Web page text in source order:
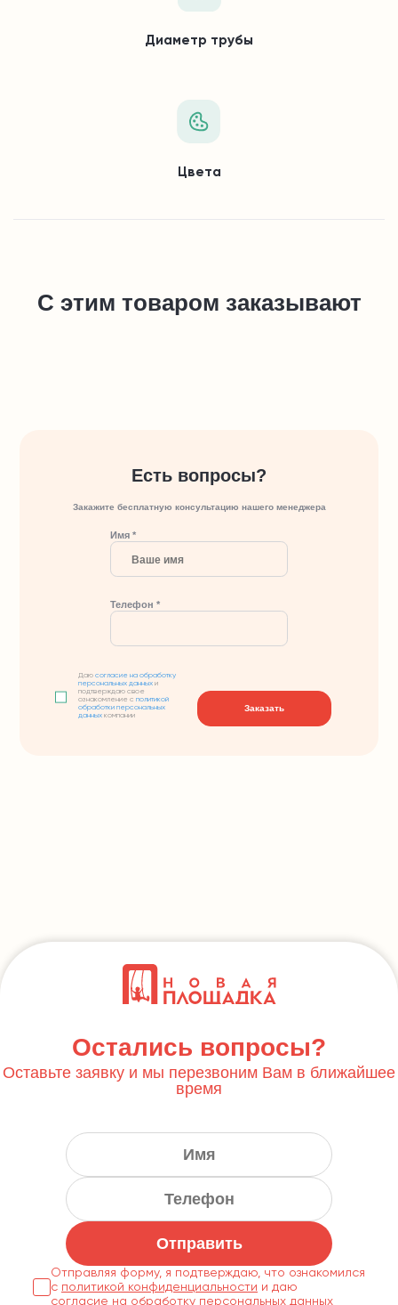
Диаметр трубы
Цвета
С этим товаром заказывают
Есть вопросы?
Закажите бесплатную консультацию нашего менеджера
Имя *
Телефон *
Даюсогласие на обработку
персональных данных и
подтверждаю свое
ознакомление сполитикой
обработки персональных
данных компании
Заказать
Остались вопросы?
Оставьте заявку и мы перезвоним Вам в ближайшее
время
Отправить
Отправляя форму, я подтверждаю, что ознакомился
с политикой конфиденциальности
согласие на обработку персональных данных